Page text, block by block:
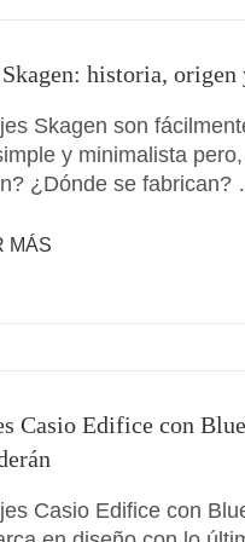
historia, origen
Skagen son
y minimalista
¿Dónde se fabrican?
MÁS
Casio Edifice con
Casio Edifice con